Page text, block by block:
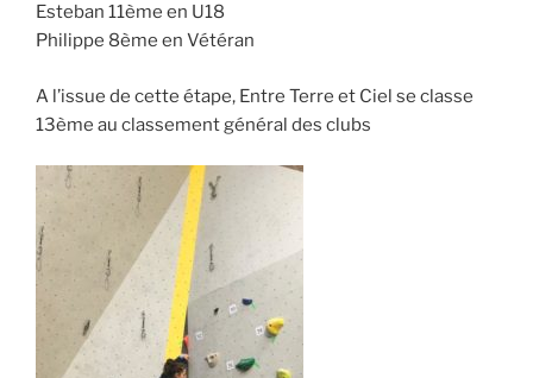
Esteban 11ème en U18
Philippe 8ème en Vétéran
A l’issue de cette étape, Entre Terre et Ciel se classe
13ème au classement général des clubs